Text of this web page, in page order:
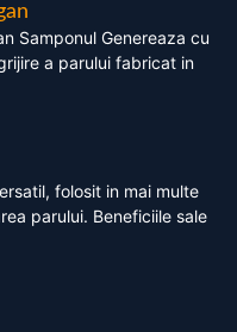
Samponul Genereaza cu
a parului fabricat in
folosit in mai multe
parului. Beneficiile sale